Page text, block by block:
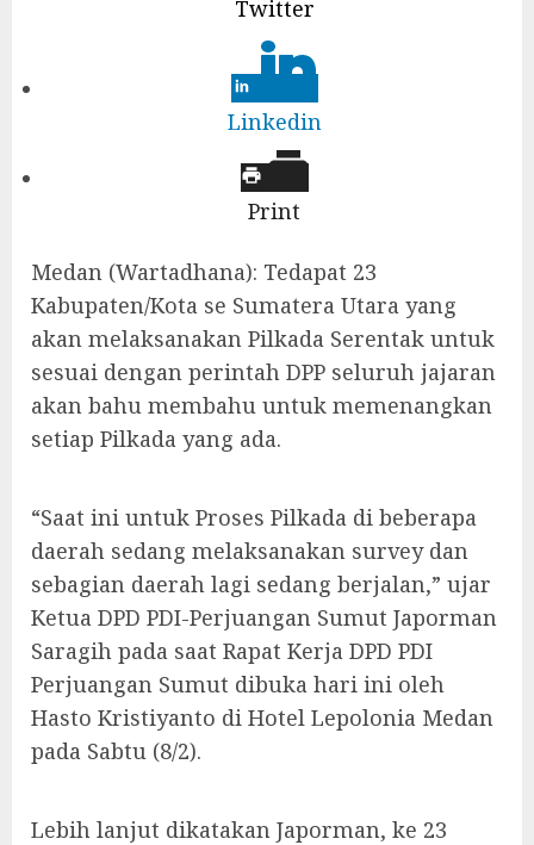
Twitter
Linkedin
Print
Medan (Wartadhana): Tedapat 23
Kabupaten/Kota se Sumatera Utara yang
akan melaksanakan Pilkada Serentak untuk
sesuai dengan perintah DPP seluruh jajaran
akan bahu membahu untuk memenangkan
setiap Pilkada yang ada.
“Saat ini untuk Proses Pilkada di beberapa
daerah sedang melaksanakan survey dan
sebagian daerah lagi sedang berjalan,” ujar
Ketua DPD PDI-Perjuangan Sumut Japorman
Saragih pada saat Rapat Kerja DPD PDI
Perjuangan Sumut dibuka hari ini oleh
Hasto Kristiyanto di Hotel Lepolonia Medan
pada Sabtu (8/2).
Lebih lanjut dikatakan Japorman, ke 23